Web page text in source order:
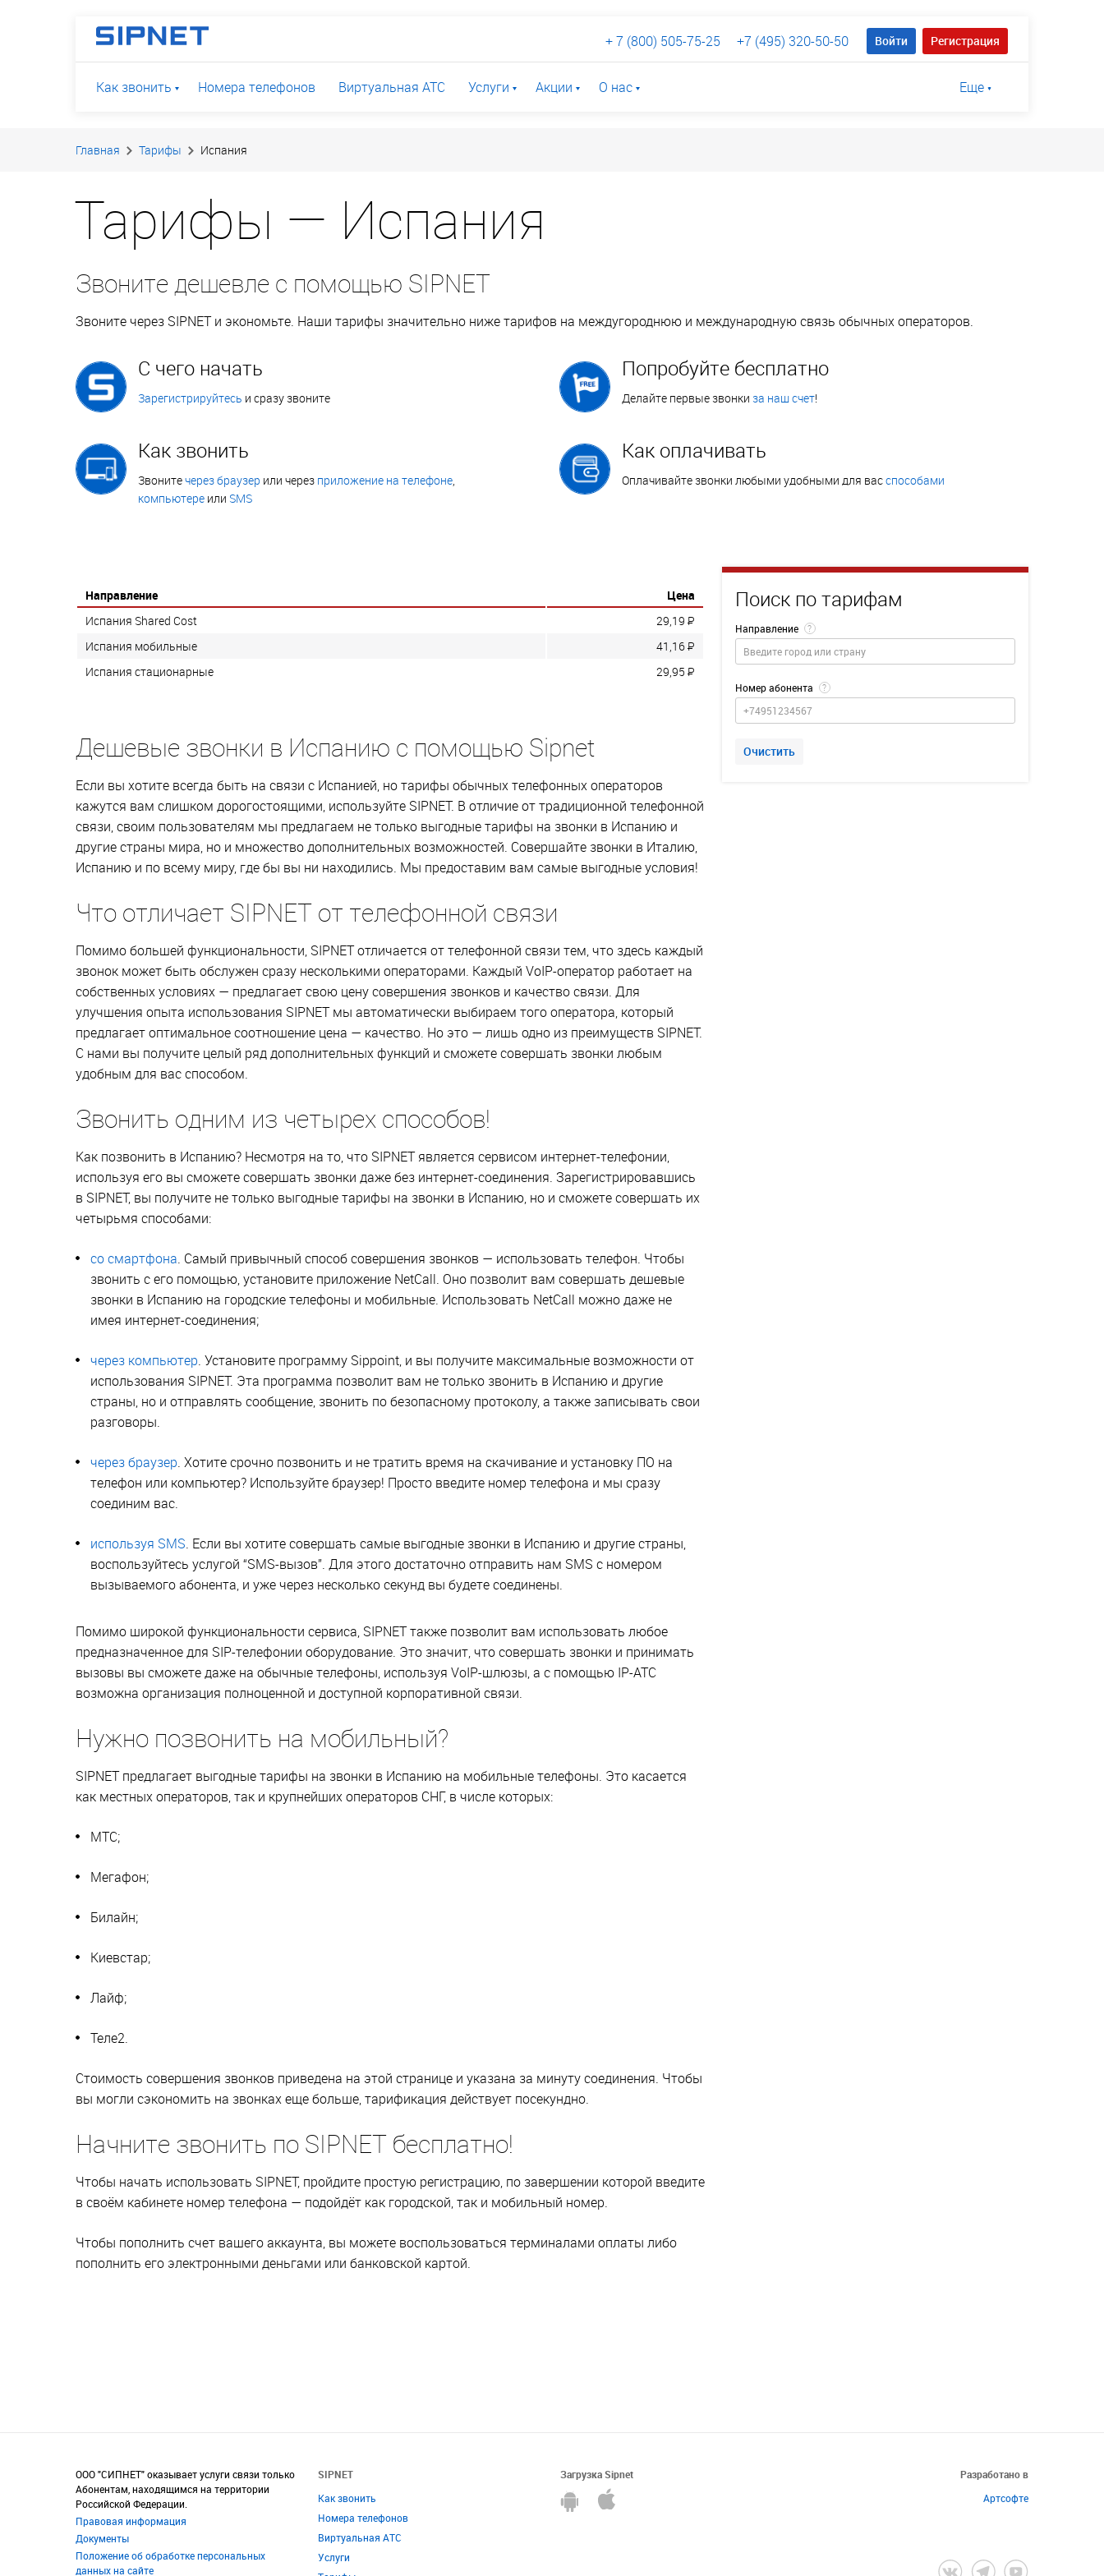
Войти Регистрация
+ 7 (800) 505-75-25 +7 (495) 320-50-50
Еще
Как звонить Номера телефонов Виртуальная АТС Услуги Акции О нас
Главная Тарифы Испания
Тарифы — Испания
Звоните дешевле с помощью SIPNET
Звоните через SIPNET и экономьте. Наши тарифы значительно ниже тарифов на междугороднюю и международную связь обычных операторов.
С чего начать
Зарегистрируйтесь и сразу звоните
Попробуйте бесплатно
Делайте первые звонки за наш счет!
Как звонить
Звонитечерез браузер или через приложение на телефоне
компьютере или SMS
Как оплачивать
Оплачивайте звонки любыми удобными для васспособами
Поиск по тарифам
Направление ?
Номер абонента ?
Очистить
Направление
Цена
Испания Shared Cost
29,19 P
Испания мобильные
41,16P
Испания стационарные
29,95 P
Дешевые звонки в Испанию с помощью Sipnet
Если вы хотите всегда быть на связи с Испанией, но тарифы обычных телефонных операторов
кажутся вам слишком дорогостоящими, используйте SIPNET. В отличие от традиционной телефонной
связи, своим пользователям мы предлагаем не только выгодные тарифы на звонки в Испанию и
другие страны мира, но и множество дополнительных возможностей. Совершайте звонки в Италию,
Испанию и по всему миру, где бы вы ни находились. Мы предоставим вам самые выгодные условия!
Что отличает SIPNET от телефонной связи
Помимо большей функциональности, SIPNET отличается от телефонной связи тем, что здесь каждый
звонок может быть обслужен сразу несколькими операторами. Каждый VoIP-оператор работает на
собственных условиях — предлагает свою цену совершения звонков и качество связи. Для
улучшения опыта использования SIPNET мы автоматически выбираем того оператора, который
предлагает оптимальное соотношение цена — качество. Но это — лишь одно из преимуществ SIPNET.
С нами вы получите целый ряд дополнительных функций и сможете совершать звонки любым
удобным для вас способом.
Звонить одним из четырех способов!
Как позвонить в Испанию? Несмотря на то, что SIPNET является сервисом интернет-телефонии,
используя его вы сможете совершать звонки даже без интернет-соединения. Зарегистрировавшись
в SIPNET, вы получите не только выгодные тарифы на звонки в Испанию, но и сможете совершать их
четырьмя способами:
со смартфона. Самый привычный способ совершения звонков — использовать телефон. Чтобы
звонить с его помощью, установите приложение NetCall. Оно позволит вам совершать дешевые
звонки в Испанию на городские телефоны и мобильные. Использовать NetCall можно даже не
имея интернет-соединения;
через компьютер. Установите программу Sippoint, и вы получите максимальные возможности от
использования SIPNET. Эта программа позволит вам не только звонить в Испанию и другие
страны, но и отправлять сообщение, звонить по безопасному протоколу, а также записывать свои
разговоры.
через браузер. Хотите срочно позвонить и не тратить время на скачивание и установку ПО на
телефон или компьютер? Используйте браузер! Просто введите номер телефона и мы сразу
соединим вас.
используя SMS. Если вы хотите совершать самые выгодные звонки в Испанию и другие страны,
воспользуйтесь услугой “SMS-вызов”. Для этого достаточно отправить нам SMS с номером
вызываемого абонента, и уже через несколько секунд вы будете соединены.
Помимо широкой функциональности сервиса, SIPNET также позволит вам использовать любое
предназначенное для SIP-телефонии оборудование. Это значит, что совершать звонки и принимать
вызовы вы сможете даже на обычные телефоны, используя VoIP-шлюзы, а с помощью IP-ATC
возможна организация полноценной и доступной корпоративной связи.
Нужно позвонить на мобильный?
SIPNET предлагает выгодные тарифы на звонки в Испанию на мобильные телефоны. Это касается
как местных операторов, так и крупнейших операторов СНГ, в числе которых:
МТС;
Мегафон;
Билайн;
Киевстар;
Лайф;
Теле2.
Стоимость совершения звонков приведена на этой странице и указана за минуту соединения. Чтобы
вы могли сэкономить на звонках еще больше, тарификация действует посекундно.
Начните звонить по SIPNET бесплатно!
Чтобы начать использовать SIPNET, пройдите простую регистрацию, по завершении которой введите
в своём кабинете номер телефона — подойдёт как городской, так и мобильный номер.
Чтобы пополнить счет вашего аккаунта, вы можете воспользоваться терминалами оплаты либо
пополнить его электронными деньгами или банковской картой.
ООО "СИПНЕТ" оказывает услуги связи только
Абонентам, находящимся на территории
Российской Федерации.
Правовая информация
Документы
Положение об обработке персональных
данных на сайте
SIPNET
Как звонить
Номера телефонов
Виртуальная АТС
Услуги
Загрузка Sipnet
Разработано в
Артсофте